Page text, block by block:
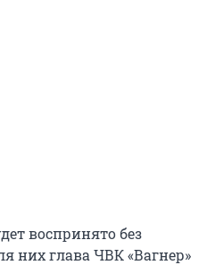
воспринято без
них глава ЧВК «Вагнер»